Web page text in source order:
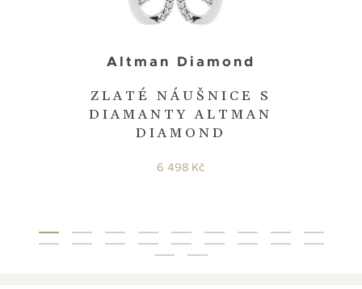
ZLATÉ NÁUŠNICE S
DIAMANTY ALTMAN
DIAMOND
Altman Diamond
6 498 Kč